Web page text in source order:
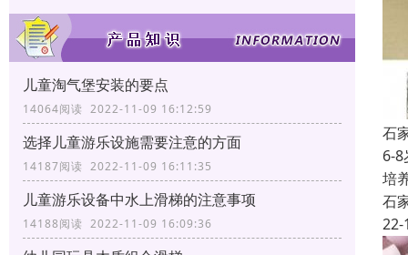
儿童淘气堡安装的要点
14064阅读 2022-11-09 16:12:59
选择儿童游乐设施需要注意的方面
14187阅读 2022-11-09 16:11:35
儿童游乐设备中水上滑梯的注意事项
14188阅读 2022-11-09 16:09:36
石
6-
培
石
22-